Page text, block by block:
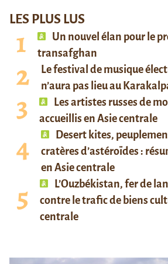
LES PLUS LUS
Un nouvel élan pour le
transafghan
Le festival de musique
n’aura pas lieu au
Les artistes russes de
accueillis en Asie centrale
Desert kites,
cratères d’astéroïdes :
en Asie centrale
L’Ouzbékistan, fer de
contre le trafic de biens
centrale